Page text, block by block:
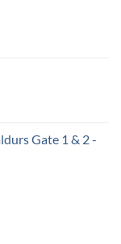
Gate 1 & 2 -